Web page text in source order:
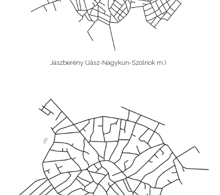
Jászberény (Jász-Nagykun-Szolnok m.)